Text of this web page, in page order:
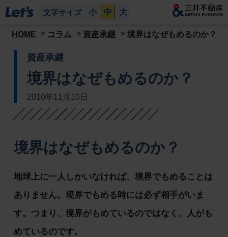
文字サイズ 小 中 大
HOME コラム 資産承継 境界はなぜもめるのか？
資産承継
境界はなぜもめるのか？
2010年11月10日
境界はなぜもめるのか？
地球上に一人しかいなければ、境界でもめることは
ありません。境界でもめる時には必ず相手がいま
す。つまり、境界がもめているのではなく、人がも
めているのです。